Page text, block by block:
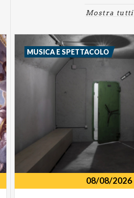
Mostra tutti
08/08/2026
MUSICA E SPETTACOLO